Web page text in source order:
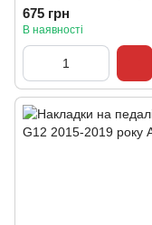
675 грн
В наявності